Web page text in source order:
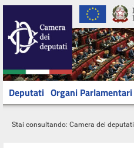
Deputati Organi Parlamentari
Stai consultando: Camera dei deputati